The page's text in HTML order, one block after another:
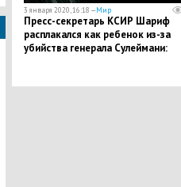
3 января 2020, 16:18 —Мир
Пресс-секретарь КСИР Шариф
расплакался как ребенок из-за
убийства генерала Сулеймани: